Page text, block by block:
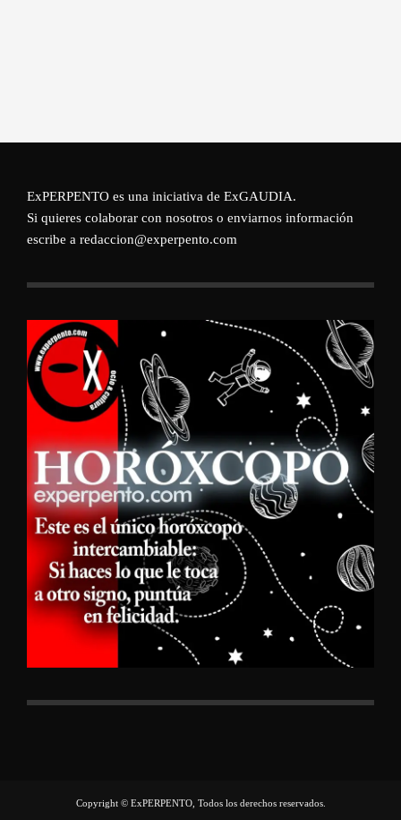
ExPERPENTO es una iniciativa de ExGAUDIA.
Si quieres colaborar con nosotros o enviarnos información
escribe a redaccion@experpento.com
Copyright © ExPERPENTO, Todos los derechos reservados.